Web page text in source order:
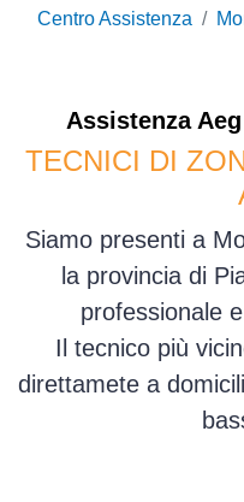
Centro Assistenza
Assistenza Aeg
TECNICI DI
Siamo presenti a
la provincia di
professionale
Il tecnico più
direttamete a